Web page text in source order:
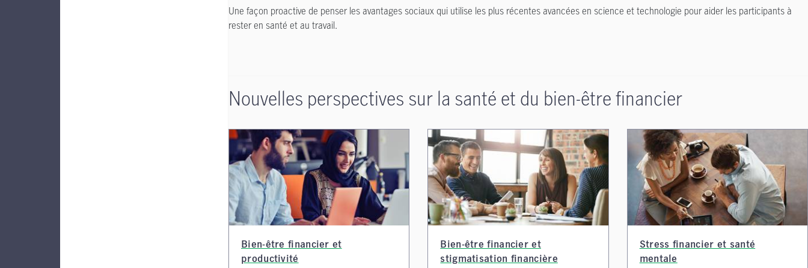
Une façon proactive de penser les avantages sociaux qui utilise les plus récentes avancées en science et technologie pour aider les participants à
rester en santé et au travail.
Nouvelles perspectives sur la santé et du bien-être financier
Bien-être financier et
productivité
Bien-être financier et
stigmatisation financière
Stress financier et santé
mentale